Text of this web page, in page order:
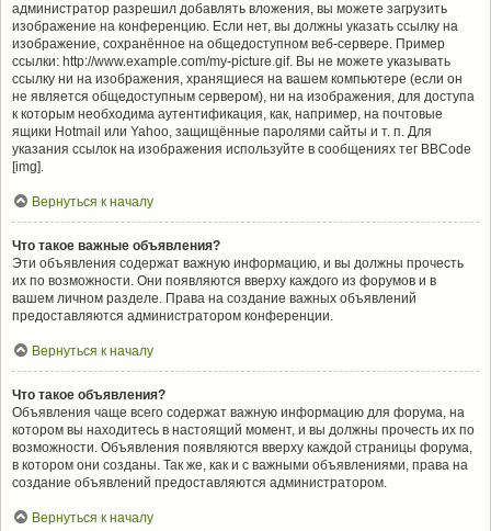
администратор разрешил добавлять вложения, вы можете загрузить
изображение на конференцию. Если нет, вы должны указать ссылку на
изображение, сохранённое на общедоступном веб-сервере. Пример
ссылки: http://www.example.com/my-picture.gif. Вы не можете указывать
ссылку ни на изображения, хранящиеся на вашем компьютере (если он
не является общедоступным сервером), ни на изображения, для доступа
к которым необходима аутентификация, как, например, на почтовые
ящики Hotmail или Yahoo, защищённые паролями сайты и т. п. Для
указания ссылок на изображения используйте в сообщениях тег BBCode
[img].
Вернуться к началу
Что такое важные объявления?
Эти объявления содержат важную информацию, и вы должны прочесть
их по возможности. Они появляются вверху каждого из форумов и в
вашем личном разделе. Права на создание важных объявлений
предоставляются администратором конференции.
Вернуться к началу
Что такое объявления?
Объявления чаще всего содержат важную информацию для форума, на
котором вы находитесь в настоящий момент, и вы должны прочесть их по
возможности. Объявления появляются вверху каждой страницы форума,
в котором они созданы. Так же, как и с важными объявлениями, права на
создание объявлений предоставляются администратором.
Вернуться к началу